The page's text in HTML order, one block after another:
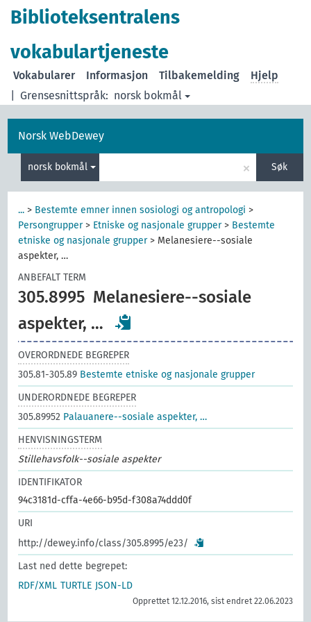
Biblioteksentralens
vokabulartjeneste
Grensesnittspråk: norsk bokmål
Vokabularer Informasjon Tilbakemelding Hjelp
Norsk WebDewey
norsk bokmål × Søk
... > Bestemte emner innen sosiologi og antropologi >
Persongrupper> Etniske og nasjonale grupper> Bestemte
etniske og nasjonale grupper> Melanesiere--sosiale
aspekter, …
ANBEFALT TERM
305.8995 Melanesiere--sosiale
aspekter, …
OVERORDNEDE BEGREPER
305.81-305.89 Bestemte etniske og nasjonale grupper
UNDERORDNEDE BEGREPER
305.89952 Palauanere--sosiale aspekter, …
HENVISNINGSTERM
Stillehavsfolk--sosiale aspekter
IDENTIFIKATOR
94c3181d-cffa-4e66-b95d-f308a74ddd0f
URI
http://dewey.info/class/305.8995/e23/
Last ned dette begrepet:
RDF/XML TURTLE JSON-LD
Opprettet 12.12.2016, sist endret 22.06.2023